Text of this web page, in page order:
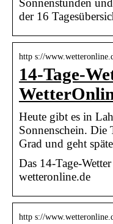
Sonnenstunden
der 16
http s://
14-Tage-
Heute gibt es in
Sonnenschein. Die
Grad und geht
Das 14-Tage-
wetteronline.de
http s://